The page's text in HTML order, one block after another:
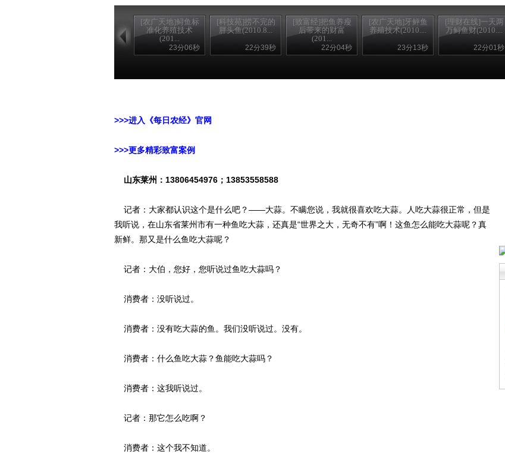
[农广天地]鲟鱼标
准化养殖技术
(201...
23分06秒
[科技苑]捞不完的
胖头鱼(2010.8...
22分39秒
[致富经]把鱼养瘦
后带来的财富
(201...
22分04秒
[农广天地]牙鲆鱼
养殖技术(2010....
23分13秒
[理财在线]一天两
万鲟鱼财(2010....
22分01秒
>>>进入《每日农经》官网
>>>更多精彩致富案例
山东莱州：13806454976；13853558588
记者：大家都认识这个是什么吧？——大蒜。不瞒您说，我就很喜欢吃大蒜。人吃大蒜很正常，但是
我听说，在山东省莱州市有一种鱼吃大蒜，还真是“世界之大，无奇不有”啊！这鱼怎么能吃大蒜呢？真
新鲜。那又是什么鱼吃大蒜呢？
记者：大伯，您好，您听说过鱼吃大蒜吗？
消费者：没听说过。
消费者：没有吃大蒜的鱼。我们没听说过。没有。
消费者：什么鱼吃大蒜？鱼能吃大蒜吗？
消费者：这我听说过。
记者：那它怎么吃啊？
消费者：这个我不知道。